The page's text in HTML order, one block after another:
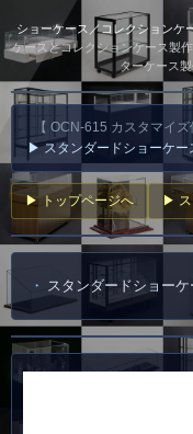
ショーケース／コレクションケ
ケースとコレクションケース製
ターケース
【 OCN-615 カスタマイ
▶ スタンダードショーケー
▶ トップページへ ▶ ス
スタンダードショーケ